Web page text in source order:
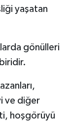
yaşatan
gönülleri
ve diğer
hoşgörüyü